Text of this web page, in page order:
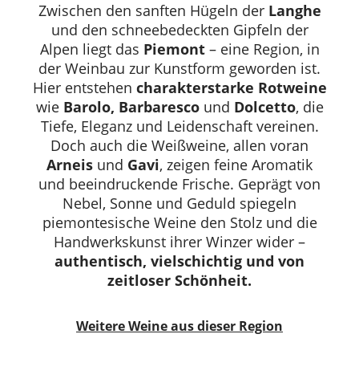
Zwischen den sanften Hügeln der Langhe
und den schneebedeckten Gipfeln der
Alpen liegt das Piemont– eine Region, in
der Weinbau zur Kunstform geworden ist.
Hier entstehen charakterstarke Rotweine
wie Barolo, Barbarescound Dolcetto, die
Tiefe, Eleganz und Leidenschaft vereinen.
Doch auch die Weißweine, allen voran
Arneis und Gavi, zeigen feine Aromatik
und beeindruckende Frische. Geprägt von
Nebel, Sonne und Geduld spiegeln
piemontesische Weine den Stolz und die
Handwerkskunst ihrer Winzer wider –
authentisch, vielschichtig und von
zeitloser Schönheit.
Weitere Weine aus dieser Region